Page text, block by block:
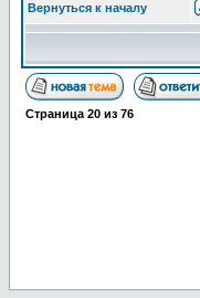
Вернуться к началу
Страница 20 из 76